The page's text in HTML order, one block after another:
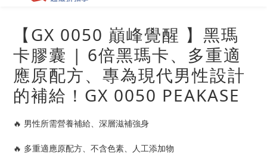
【GX 0050 巔峰覺醒 】黑瑪
卡膠囊 | 6倍黑瑪卡、多重適
應原配方、專為現代男性設計
的補給！GX 0050 PEAKASE
🔥 男性所需營養補給、深層滋補強身
🔥 多重適應原配方、不含色素、人工添加物